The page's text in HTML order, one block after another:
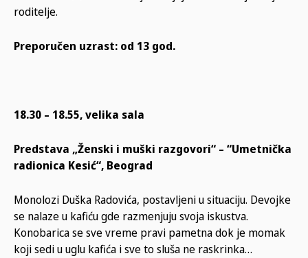
roditelje.
Preporučen uzrast: od 13 god.
18.30 – 18.55, velika sala
Predstava „Ženski i muški razgovori“ – “Umetnička
radionica Kesić“, Beograd
Monolozi Duška Radovića, postavljeni u situaciju. Devojke
se nalaze u kafiću gde razmenjuju svoja iskustva.
Konobarica se sve vreme pravi pametna dok je momak
koji sedi u uglu kafića i sve to sluša ne raskrinka…